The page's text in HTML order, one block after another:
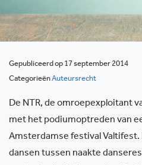
Gepubliceerd op 17 september 2014
CategorieënAuteursrecht
De NTR, de omroepexploitant
met het podiumoptreden van
Amsterdamse festival Valtifest.
dansen tussen naakte